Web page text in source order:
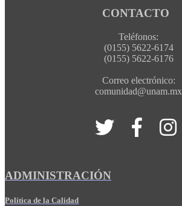
CONTACTO
Teléfonos:
(0155) 5622-6174
(0155) 5622-6176
Correo electrónico:
comunidad@unam.mx
ADMINISTRACIÓN
Política de la Calidad